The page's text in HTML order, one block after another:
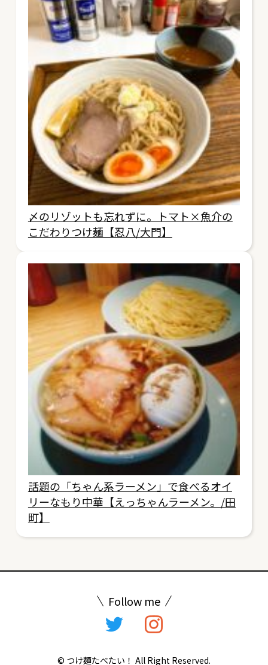
〆のリゾットも忘れずに。トマト×魚介の
こだわりつけ麺【忍八/大門】
話題の「ちゃん系ラーメン」で食べるオイ
リーなもり中華【えっちゃんラーメン。/田
町】
Follow me
© つけ麺たべたい！ All Right Reserved.